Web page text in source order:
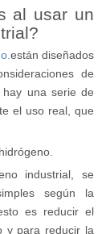
al usar un
están diseñados
de
una serie de
el uso real, que
industrial, se
según la
es reducir el
y para reducir la